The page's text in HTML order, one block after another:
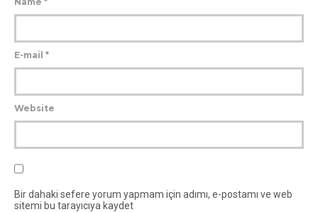
E-mail *
Website
Bir dahaki sefere yorum yapmam için adımı, e-postamı ve web
sitemi bu tarayıcıya kaydet